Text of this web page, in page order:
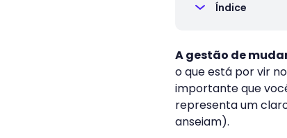
Índice
A gestão de
o que está por vir
importante que
representa um
anseiam).